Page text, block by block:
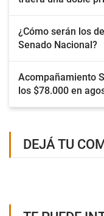
¿Cómo serán los
Senado Nacional?
Acompañamiento
los $78.000 en
DEJÁ TU